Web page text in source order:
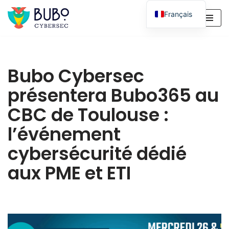
Aller
Bubo Cybersec
présentera Bubo365 au
CBC de Toulouse :
l’événement
cybersécurité dédié
aux PME et ETI
Français